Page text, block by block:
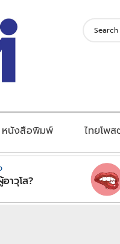
หนังสือพิมพ์ ไทยโพ
าวุโส?